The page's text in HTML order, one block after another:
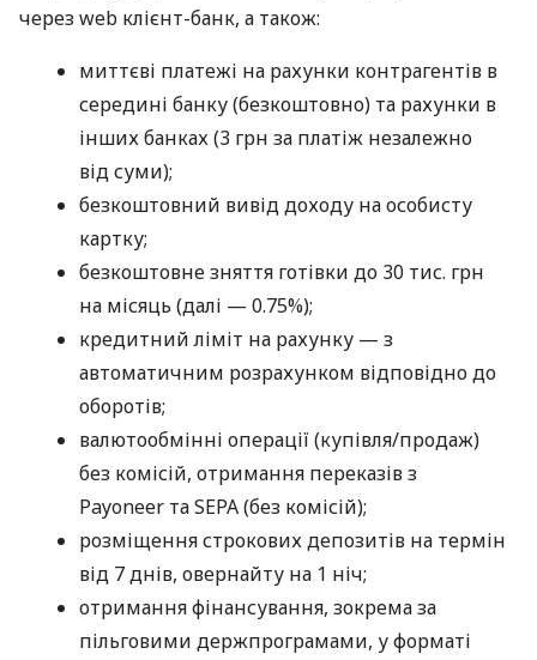
через web клієнт-банк, а також:
миттєві платежі на рахунки контрагентів в
середині банку (безкоштовно) та рахунки в
інших банках (3 грн за платіж незалежно
від суми);
безкоштовний вивід доходу на особисту
картку;
безкоштовне зняття готівки до 30 тис. грн
на місяць (далі — 0.75%);
кредитний ліміт на рахунку — з
автоматичним розрахунком відповідно до
оборотів;
валютообмінні операції (купівля/продаж)
без комісій, отримання переказів з
Payoneer та SEPA (без комісій);
розміщення строкових депозитів на термін
від 7 днів, овернайту на 1 ніч;
отримання фінансування, зокрема за
пільговими держпрограмами, у форматі